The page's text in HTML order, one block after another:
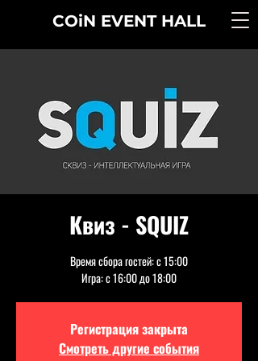
COiN EVENT HALL
Квиз - SQUIZ
Время сбора гостей: с 15:00
Игра: с 16:00 до 18:00
Регистрация закрыта
Смотреть другие события